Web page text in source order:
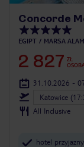
Concorde
EGIPT MARSA ALAM
2 827 ZŁ
31.10.2026 -
Katowice
All Inclusive
hotel